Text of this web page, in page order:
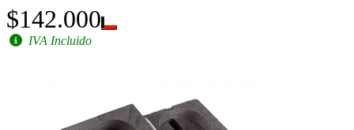
$142.000
IVA Incluido